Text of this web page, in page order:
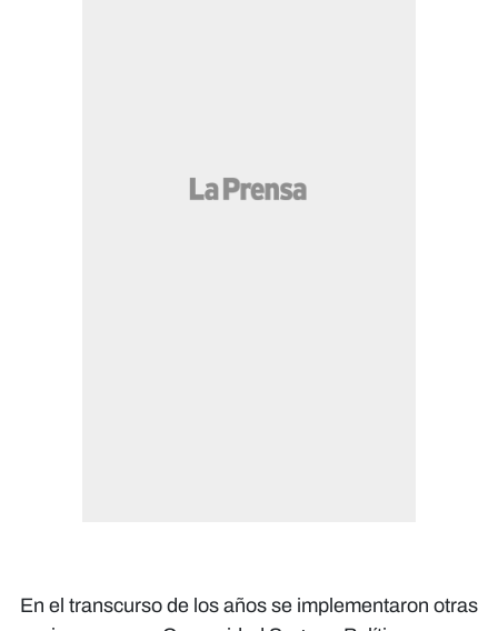
En el transcurso de los años se implementaron otras